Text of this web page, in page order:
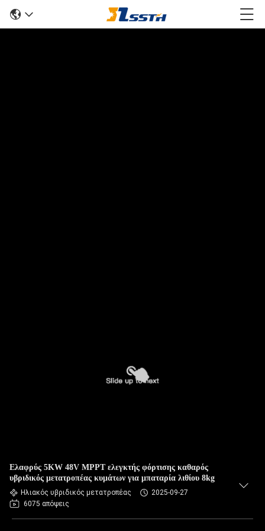
Ελαφρύς 5KW 48V MPPT ελεγκτής φόρτισης καθαρός
υβριδικός μετατροπέας κυμάτων για μπαταρία λιθίου 8kg
Ηλιακός υβριδικός μετατροπέας
2025-09-27
6075 απόψεις